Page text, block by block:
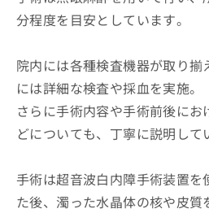
分程度を目安としています。
院内には各種検査機器が取り
には詳細な検査や採血を実施。
さらに手術内容や手術前後に
どについても、丁寧に説明して
手術は超音波白内障手術装置を
た後、濁った水晶体の核や皮質